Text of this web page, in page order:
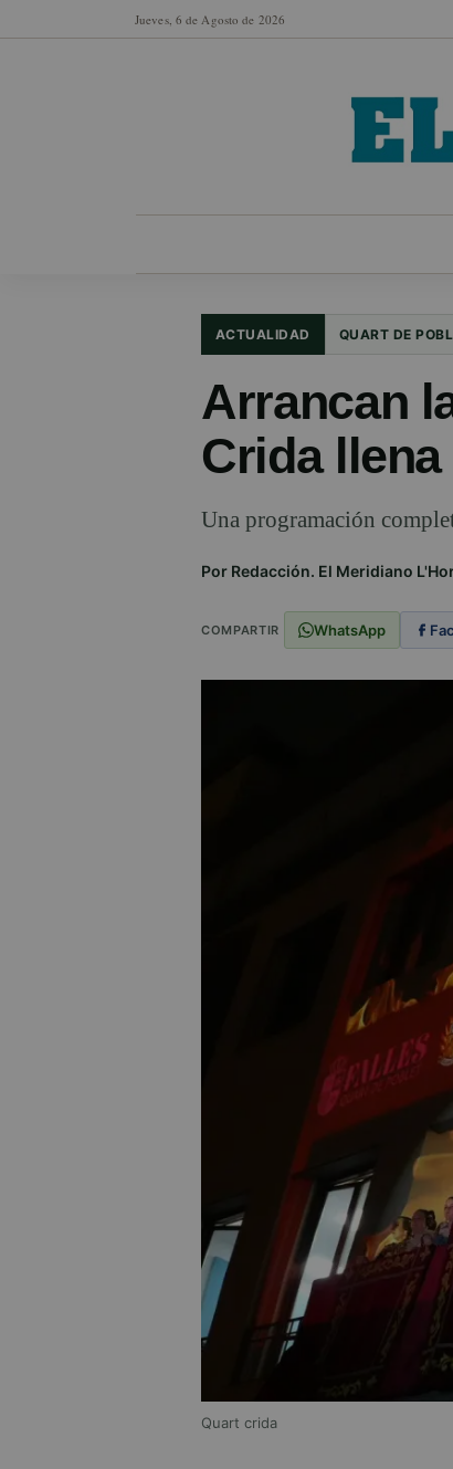
Jueves, 6 de Agosto de 2026
ACTUALIDAD QUART DE
Arrancan
Crida
Una programación
Por Redacción. El Meridiano
COMPARTIR WhatsApp
Quart crida